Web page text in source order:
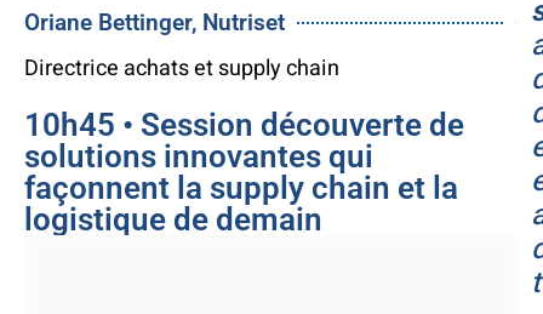
Oriane Bettinger, Nutriset
Directrice achats et supply chain
10h45 • Session découverte de
solutions innovantes qui
façonnent la supply chain et la
logistique de demain